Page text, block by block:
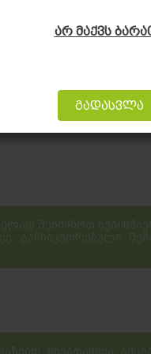
არ მაქვს
გადასვლა
შეიძინოთ
განსაკუთრებული
სხვადასხვა